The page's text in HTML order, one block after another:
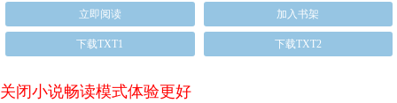
立即阅读 加入书架
下载TXT1 下载TXT2
关闭小说畅读模式体验更好